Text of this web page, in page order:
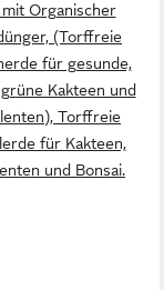
Organischer
(Torffreie
für gesunde,
Kakteen und
Torffreie
für Kakteen,
und Bonsai.